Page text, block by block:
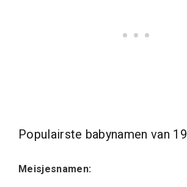
Populairste babynamen van
Meisjesnamen: